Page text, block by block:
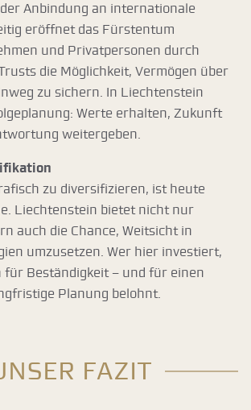
Anbindung an internationale
eröffnet das Fürstentum
und Privatpersonen durch
die Möglichkeit, Vermögen über
zu sichern. In Liechtenstein
Werte erhalten, Zukunft
weitergeben.
zu diversifizieren, ist heute
Liechtenstein bietet nicht nur
auch die Chance, Weitsicht in
umzusetzen. Wer hier investiert,
für Beständigkeit – und für einen
Planung belohnt.
Fazit